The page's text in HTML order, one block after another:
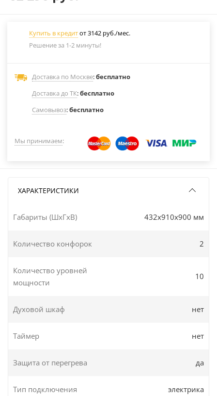
Купить в кредитот 3142 руб./мес.
Решение за 1-2 минуты!
Доставка по Москве:бесплатно
Доставка до ТК:бесплатно
Самовывоз:бесплатно
Мы принимаем:
ХАРАКТЕРИСТИКИ
Габариты (ШxГxВ) 432x910x900 мм
Количество конфорок 2
Количество уровней
мощности
10
Духовой шкаф нет
Таймер нет
Защита от перегрева да
Тип подключения электрика